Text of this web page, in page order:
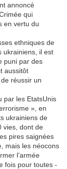
annoncé
qui
en vertu du
ethniques de
ukrainiens, il est
puni par des
aussitôt
réussir un
par les EtatsUnis
», en
ukrainiens de
vies, dont de
pires saignées
mais les néocons
l’armée
fois pour toutes -